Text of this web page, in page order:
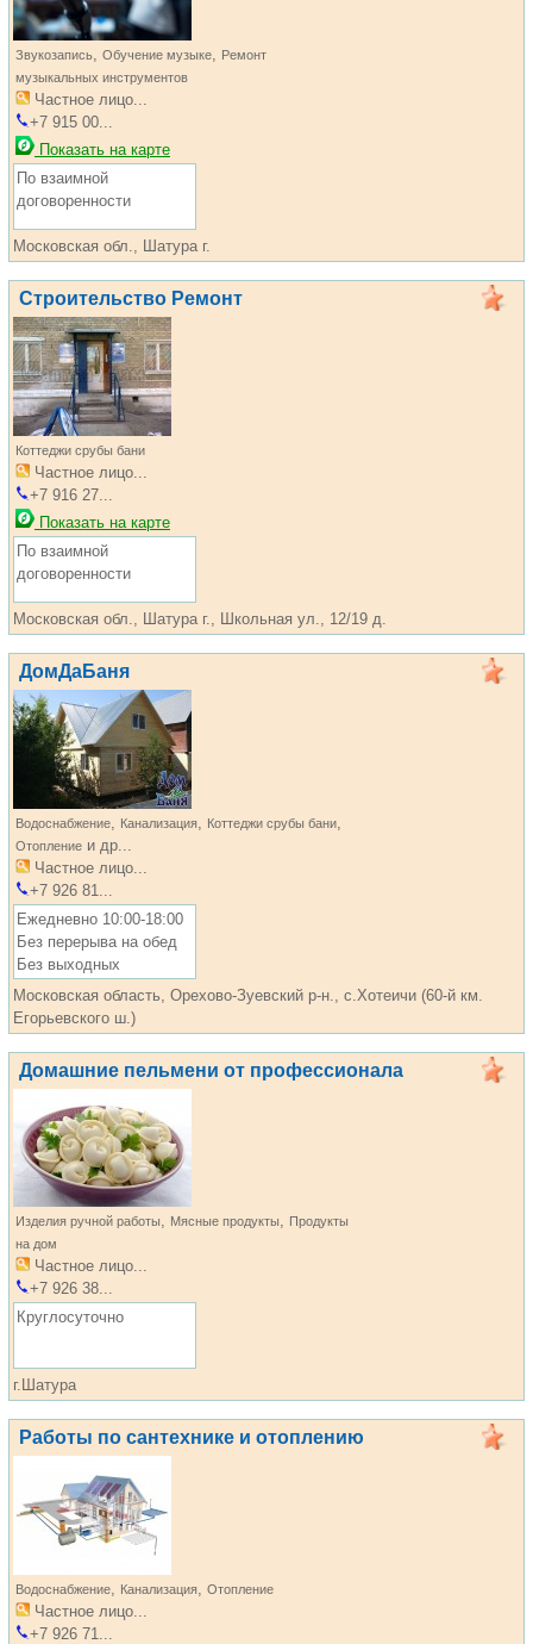
Звукозапись, Обучение музыке, Ремонт
музыкальных инструментов
Частное лицо...
+7 915 00...
Показать на карте
По взаимной
договоренности
Московская обл., Шатура г.
Строительство Ремонт
Коттеджи срубы бани
Частное лицо...
+7 916 27...
Показать на карте
По взаимной
договоренности
Московская обл., Шатура г., Школьная ул., 12/19 д.
ДомДаБаня
Водоснабжение, Канализация, Коттеджи срубы бани,
Отопление и др...
Частное лицо...
+7 926 81...
Ежедневно 10:00-18:00
Без перерыва на обед
Без выходных
Московская область, Орехово-Зуевский р-н., с.Хотеичи (60-й км.
Егорьевского ш.)
Домашние пельмени от профессионала
Изделия ручной работы, Мясные продукты, Продукты
на дом
Частное лицо...
+7 926 38...
Круглосуточно
г.Шатура
Работы по сантехнике и отоплению
Водоснабжение, Канализация, Отопление
Частное лицо...
+7 926 71...